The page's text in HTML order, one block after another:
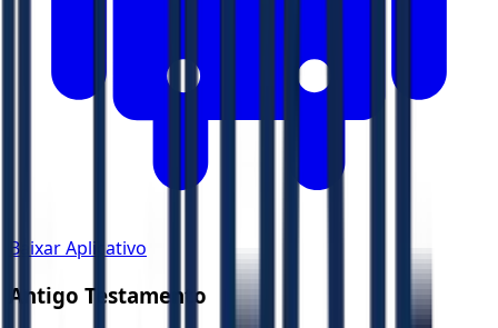
Baixar Aplicativo
Antigo Testamento